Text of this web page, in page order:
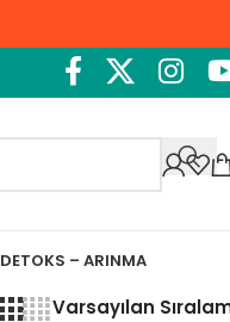
DETOKS – ARINMA